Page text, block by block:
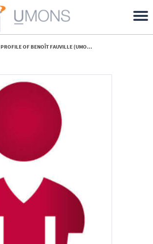
PROFILE OF BENOÎT FAUVILLE (UMONS)